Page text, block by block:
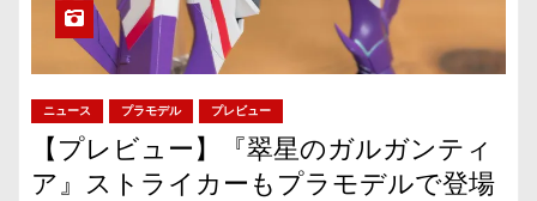
ニュース プラモデル プレビュー
【プレビュー】『翠星のガルガンティ
ア』ストライカーもプラモデルで登場